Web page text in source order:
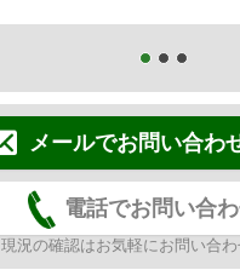
メールでお問い合わ
電話でお問い合
現況の確認はお気軽にお問い合わ